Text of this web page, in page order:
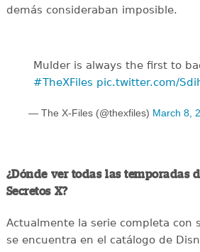
demás consideraban imposible.
Mulder is always the first to
#TheXFiles pic.twitter.com/
— The X-Files (@thexfiles) March 8,
¿Dónde ver todas las temporadas
Secretos X?
Actualmente la serie completa con
se encuentra en el catálogo de